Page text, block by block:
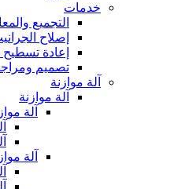
خدمات
التجميع
إصلاح
إعادة
تصميم
آلة موازنة
آلة موازنة
آلة
آلة